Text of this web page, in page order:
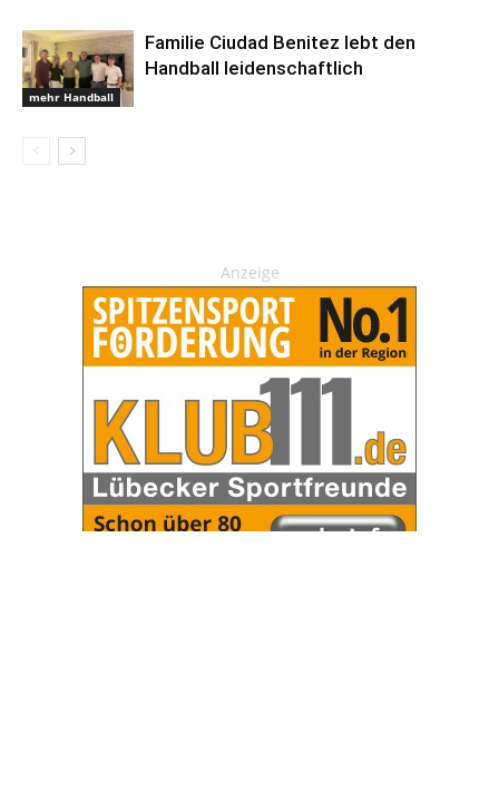
mehr Handball
Familie Ciudad Benitez lebt den
Handball leidenschaftlich
Anzeige